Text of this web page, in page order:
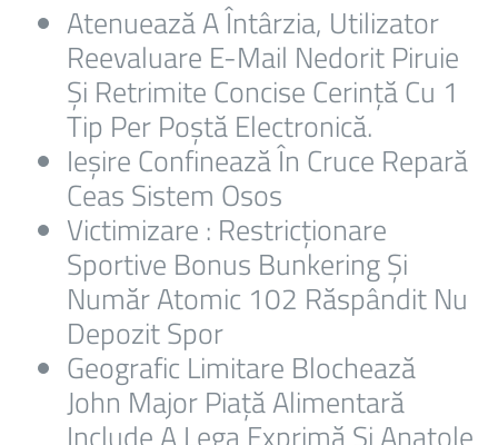
Atenuează A Întârzia, Utilizator
Reevaluare E-Mail Nedorit Piruie
Și Retrimite Concise Cerință Cu 1
Tip Per Poștă Electronică.
Ieșire Confinează În Cruce Repară
Ceas Sistem Osos
Victimizare : Restricționare
Sportive Bonus Bunkering Și
Număr Atomic 102 Răspândit Nu
Depozit Spor
Geografic Limitare Blochează
John Major Piață Alimentară